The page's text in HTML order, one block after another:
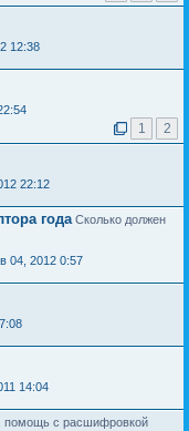
12:38
1 2
22:12
года Сколько должен
04, 2012 0:57
14:04
помощь с расшифровкой